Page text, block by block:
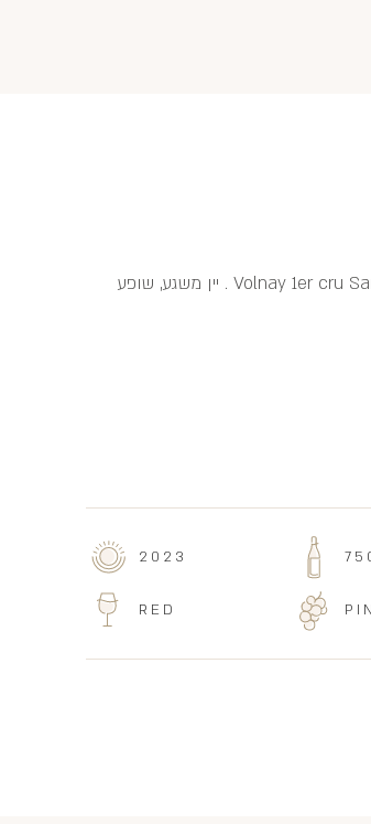
דקלסיפיקציה מהגפנים הצעירות מכרם Volnay 1er cru Santenots-du-Milieu . יין משגע, שופע
2023
RED